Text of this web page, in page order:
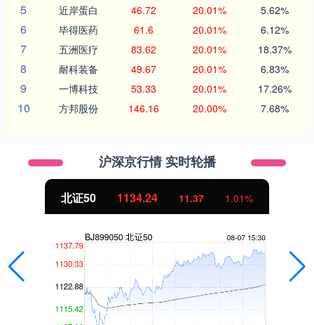
5 近岸蛋白 46.72 20.01% 5.62%
6 毕得医药 61.6 20.01% 6.12%
7 五洲医疗 83.62 20.01% 18.37%
8 耐科装备 49.67 20.01% 6.83%
9 一博科技 53.33 20.01% 17.26%
10 方邦股份 146.16 20.00% 7.68%
沪深京行情 实时轮播
北证50 1134.24 11.37 1.01%